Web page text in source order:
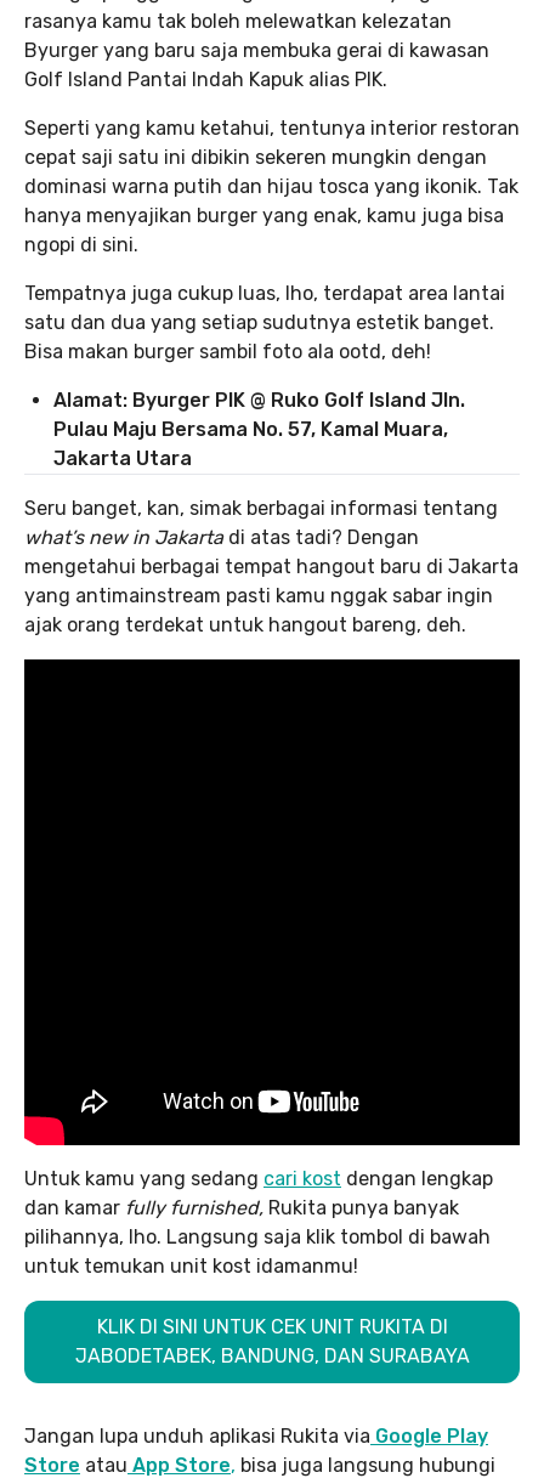
rasanya kamu tak boleh melewatkan kelezatan
Byurger yang baru saja membuka gerai di kawasan
Golf Island Pantai Indah Kapuk alias PIK.
Seperti yang kamu ketahui, tentunya interior restoran
cepat saji satu ini dibikin sekeren mungkin dengan
dominasi warna putih dan hijau tosca yang ikonik. Tak
hanya menyajikan burger yang enak, kamu juga bisa
ngopi di sini.
Tempatnya juga cukup luas, lho, terdapat area lantai
satu dan dua yang setiap sudutnya estetik banget.
Bisa makan burger sambil foto ala ootd, deh!
Alamat: Byurger PIK @ Ruko Golf Island Jln.
Pulau Maju Bersama No. 57, Kamal Muara,
Jakarta Utara
Seru banget, kan, simak berbagai informasi tentang
what’s new in Jakarta di atas tadi? Dengan
mengetahui berbagai tempat hangout baru di Jakarta
yang antimainstream pasti kamu nggak sabar ingin
ajak orang terdekat untuk hangout bareng, deh.
Untuk kamu yang sedang cari kost dengan lengkap
dan kamar fully furnished, Rukita punya banyak
pilihannya, lho. Langsung saja klik tombol di bawah
untuk temukan unit kost idamanmu!
KLIK DI SINI UNTUK CEK UNIT RUKITA DI
JABODETABEK, BANDUNG, DAN SURABAYA
Jangan lupa unduh aplikasi Rukita via Google Play
Store atau App Store, bisa juga langsung hubungi